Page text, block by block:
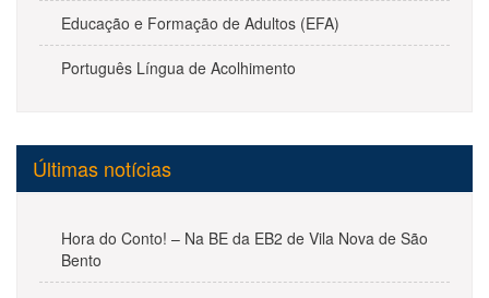
Educação e Formação de Adultos (EFA)
Português Língua de Acolhimento
Últimas notícias
Hora do Conto! – Na BE da EB2 de Vila Nova de São
Bento